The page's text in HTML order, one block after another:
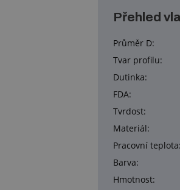
Přehled
Průměr D:
Tvar profilu:
Dutinka:
FDA:
Tvrdost:
Materiál:
Pracovní teplota:
Barva:
Hmotnost: